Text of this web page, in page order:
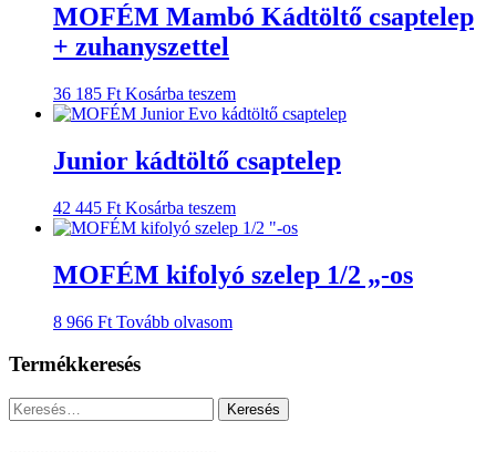
MOFÉM Mambó Kádtöltő csaptelep
+ zuhanyszettel
36 185 Ft Kosárba teszem
Junior kádtöltő csaptelep
42 445 Ft Kosárba teszem
MOFÉM kifolyó szelep 1/2 „-os
8 966 Ft Tovább olvasom
Termékkeresés
Keresés:
...............................................